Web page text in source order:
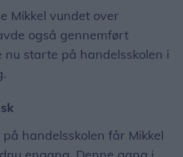
Mikkel vundet over
også gennemført
nu starte på handelsskolen i
handelsskolen får Mikkel